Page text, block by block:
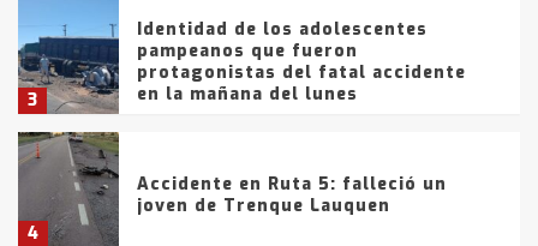
3
Identidad de los adolescentes
pampeanos que fueron
protagonistas del fatal accidente
en la mañana del lunes
4
Accidente en Ruta 5: falleció un
joven de Trenque Lauquen